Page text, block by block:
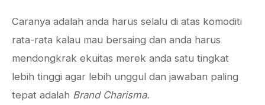
Caranya adalah anda harus selalu di atas komoditi
rata-rata kalau mau bersaing dan anda harus
mendongkrak ekuitas merek anda satu tingkat
lebih tinggi agar lebih unggul dan jawaban paling
tepat adalah Brand Charisma.